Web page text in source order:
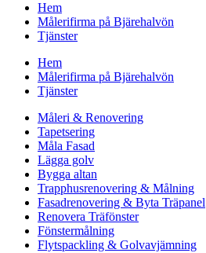
Hem
Målerifirma på Bjärehalvön
Tjänster
Hem
Målerifirma på Bjärehalvön
Tjänster
Måleri & Renovering
Tapetsering
Måla Fasad
Lägga golv
Bygga altan
Trapphusrenovering & Målning
Fasadrenovering & Byta Träpanel
Renovera Träfönster
Fönstermålning
Flytspackling & Golvavjämning